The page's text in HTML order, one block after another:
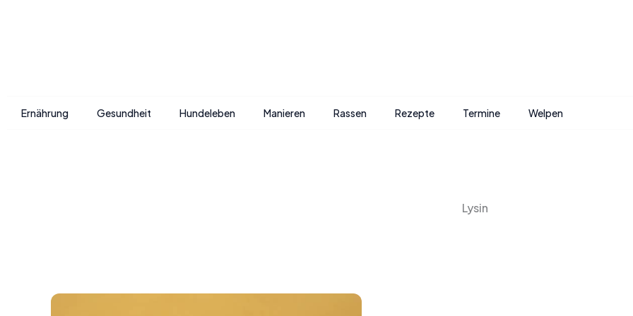
Ernährung Gesundheit Hundeleben Manieren Rassen Rezepte Termine Welpen
Lysin